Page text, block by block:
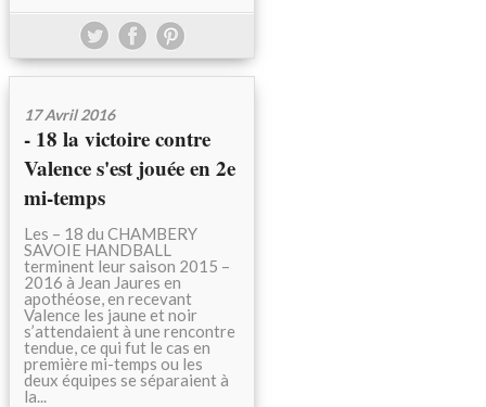
17 Avril 2016
- 18 la victoire contre
Valence s'est jouée en 2e
mi-temps
Les – 18 du CHAMBERY
SAVOIE HANDBALL
terminent leur saison 2015 –
2016 à Jean Jaures en
apothéose, en recevant
Valence les jaune et noir
s’attendaient à une rencontre
tendue, ce qui fut le cas en
première mi-temps ou les
deux équipes se séparaient à
la...